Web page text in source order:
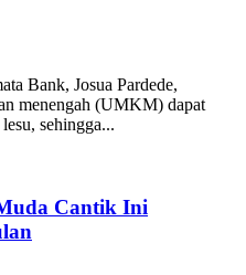
Bank, Josua Pardede,
menengah (UMKM) dapat
sehingga...
Cantik Ini